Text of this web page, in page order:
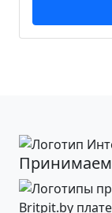
Принимаем